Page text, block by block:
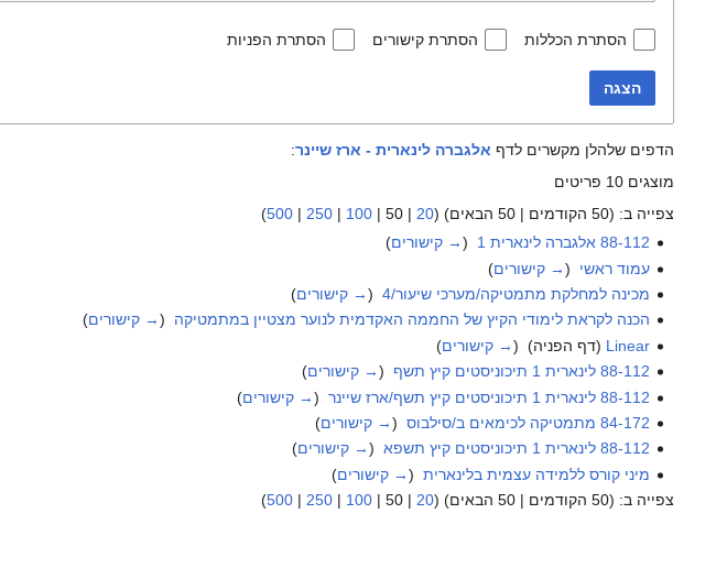
הסתרת הכללות הסתרת קישורים הסתרת הפניות
הצגה
הדפים שלהלן מקשרים לדף אלגברה לינארית - ארז שיינר:
מוצגים 10 פריטים
צפייה ב: (50 הקודמים | 50 הבאים ) (
20
|
50
|
100
|
250
|
500
)
88-112 אלגברה לינארית 1
(→ קישורים)
עמוד ראשי
(→ קישורים)
מכינה למחלקת מתמטיקה/מערכי שיעור/4
(→ קישורים)
הכנה לקראת לימודי הקיץ של החממה האקדמית לנוער מצטיין במתמטיקה
(→ קישורים)
Linear (דף הפניה) ‏ (→ קישורים)
88-112 לינארית 1 תיכוניסטים קיץ תשף
(→ קישורים)
88-112 לינארית 1 תיכוניסטים קיץ תשף/ארז שיינר
(→ קישורים)
84-172 מתמטיקה לכימאים ב/סילבוס
(→ קישורים)
88-112 לינארית 1 תיכוניסטים קיץ תשפא
(→ קישורים)
מיני קורס ללמידה עצמית בלינארית (→ קישורים)
צפייה ב: (50 הקודמים | 50 הבאים ) (
20
|
50
|
100
|
250
|
500
)